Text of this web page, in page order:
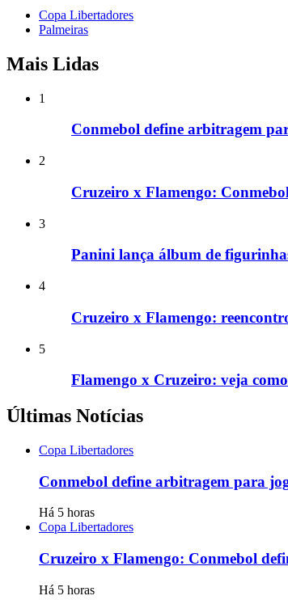
Copa Libertadores
Palmeiras
Mais Lidas
1
Conmebol define arbitragem
2
Cruzeiro x Flamengo:
3
Panini lança álbum de
4
Cruzeiro x Flamengo:
5
Flamengo x Cruzeiro: veja
Últimas Notícias
Copa Libertadores
Conmebol define arbitragem para
Há 5 horas
Copa Libertadores
Cruzeiro x Flamengo: Conmebol
Há 5 horas